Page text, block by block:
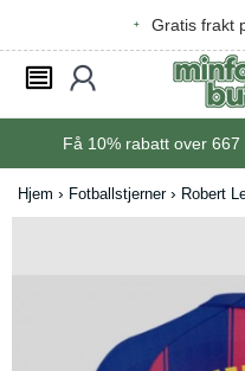
Gratis frakt
󰂩 󰃳
Få 10%rabatt over 667
Hjem Fotballstjerner Robert